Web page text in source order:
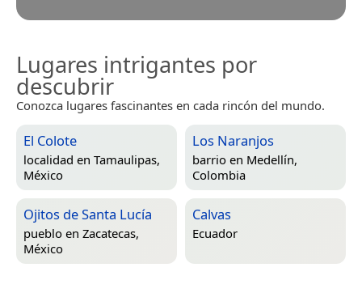
Lugares intrigantes por
descubrir
Conozca lugares fascinantes en cada rincón del mundo.
El Colote
localidad en Tamaulipas,
México
Los Naranjos
barrio en Medellín,
Colombia
Ojitos de Santa Lucía
pueblo en Zacatecas,
México
Calvas
Ecuador